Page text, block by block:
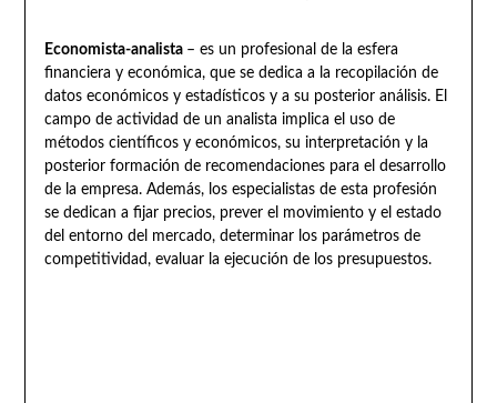
Economista-analista – es un profesional de la esfera
financiera y económica, que se dedica a la recopilación de
datos económicos y estadísticos y a su posterior análisis. El
campo de actividad de un analista implica el uso de
métodos científicos y económicos, su interpretación y la
posterior formación de recomendaciones para el desarrollo
de la empresa. Además, los especialistas de esta profesión
se dedican a fijar precios, prever el movimiento y el estado
del entorno del mercado, determinar los parámetros de
competitividad, evaluar la ejecución de los presupuestos.